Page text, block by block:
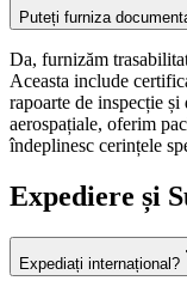
Puteți furniza
Da, furnizăm
Aceasta include
rapoarte de inspecție
aerospațiale, oferim
îndeplinesc cerințele
Expediere și
Expediați internațional?